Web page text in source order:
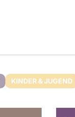
KINDER & JUGEND